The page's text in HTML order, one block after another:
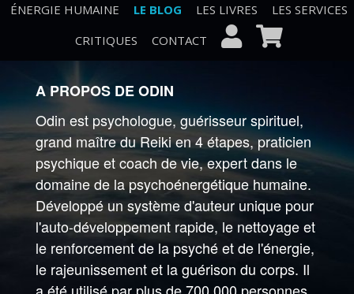
ÉNERGIE HUMAINE LE BLOG LES LIVRES
LES SERVICES
CRITIQUES
CONTACT
A PROPOS DE ODIN
Odin est psychologue, guérisseur spirituel,
grand maître du Reiki en 4 étapes, praticien
psychique et coach de vie, expert dans le
domaine de la psychoénergétique humaine.
Développé un système d'auteur unique pour
l'auto-développement rapide, le nettoyage et
le renforcement de la psyché et de l'énergie,
le rajeunissement et la guérison du corps. Il
a été utilisé par plus de 700 000 personnes